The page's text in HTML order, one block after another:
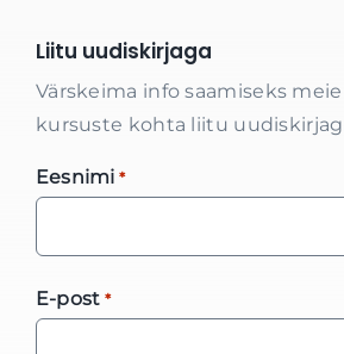
Liitu uudiskirjaga
Värskeima info saamiseks
kursuste kohta liitu
Eesnimi *
E-post *